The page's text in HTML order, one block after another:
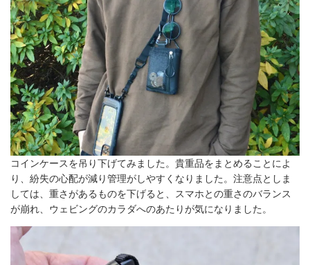
コインケースを吊り下げてみました。貴重品をまとめることによ
り、紛失の心配が減り管理がしやすくなりました。注意点としま
しては、重さがあるものを下げると、スマホとの重さのバランス
が崩れ、ウェビングのカラダへのあたりが気になりました。